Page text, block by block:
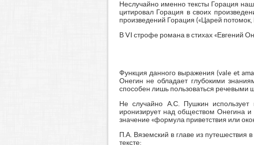
Неслучайно именно тексты Горация
цитировал Горация в своих
произведений Горация («Царей потомок,
В VI строфе романа в стихах «Евгений
Функция данного выражения (vale et
Онегин не обладает глубокими
способен лишь пользоваться речевыми
Не случайно А.С. Пушкин
иронизирует над обществом Онегина и
значение «формула приветствия или
П.А. Вяземский в главе из путешествия
тексте: